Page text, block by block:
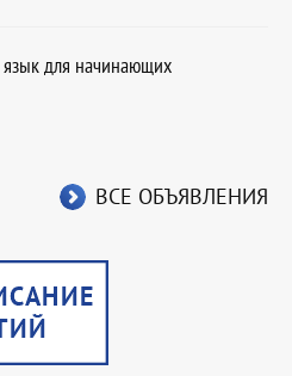
язык для начинающих
ВСЕ ОБЪЯВЛЕНИЯ